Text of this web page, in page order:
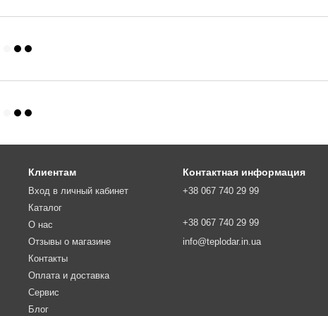
Клиентам
Вход в личный кабинет
Каталог
О нас
Отзывы о магазине
Контакты
Оплата и доставка
Сервис
Блог
Контактная информация
+38 067 740 29 99
+38 067 740 29 99
info@teplodar.in.ua